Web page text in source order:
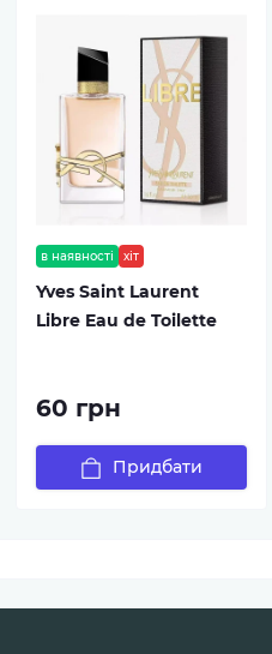
в наявності хіт
Yves Saint Laurent
Libre Eau de Toilette
60 грн
Придбати